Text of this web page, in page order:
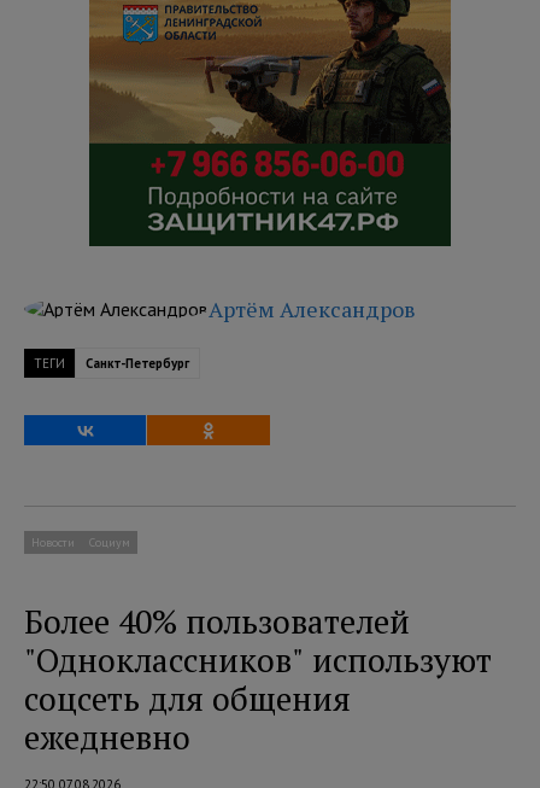
Артём Александров
ТЕГИ Санкт-Петербург
Новости Социум
Более 40% пользователей
"Одноклассников" используют
соцсеть для общения
ежедневно